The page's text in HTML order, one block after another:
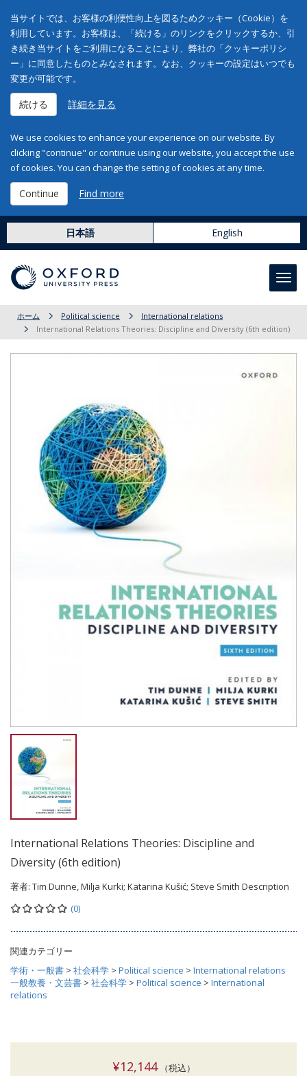
当サイトでは、お客様の利便性向上を図るためクッキー（Cookie）を
利用しています。お客様は、「続ける」のリンクをクリックするか、引
き続き当サイトをご利用になることにより、弊社の「クッキーポリシ
ー」に同意したものとみなされます。なお、クッキーの設定はいつでも
変更が可能です。
続ける 詳細を見る
We use cookies to enhance your experience on our website. By
clicking "continue" or continue using our website, you accept the use
of cookies. You can change the setting of cookies at any time.
Continue Find more
日本語 English
ホーム Political science
International relations
International Relations Theories: Discipline and Diversity (6th edition)
International Relations Theories: Discipline and
Diversity (6th edition)
著者: Tim Dunne, Milja Kurki; Katarina Kušić; Steve Smith Description
(0)
関連カテゴリー
学術・一般書 > 社会科学 > Political science > International relations
一般教養・文芸書 > 社会科学 > Political science > International
relations
¥12,144（税込）